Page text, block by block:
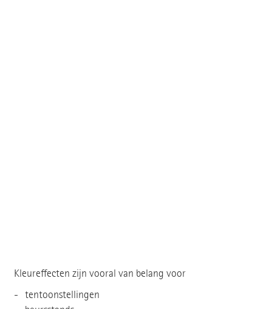
Kleureffecten zijn vooral van belang voor
tentoonstellingen